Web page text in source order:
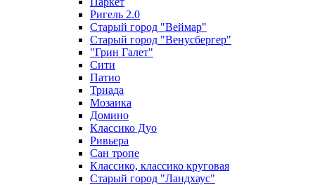
Ригель 2.0
Старый город "Веймар"
Старый город "Венусбергер"
"Грин Галет"
Сити
Патио
Триада
Мозаика
Домино
Классико Дуо
Ривьера
Сан тропе
Классико, классико круговая
Старый город "Ландхаус"